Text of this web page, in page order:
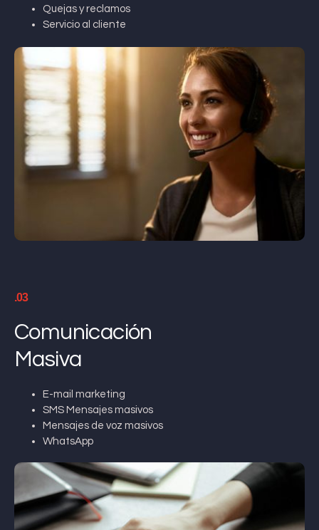
Quejas y reclamos
Servicio al cliente
.03
Comunicación
Masiva
E-mail marketing
SMS Mensajes masivos
Mensajes de voz masivos
WhatsApp